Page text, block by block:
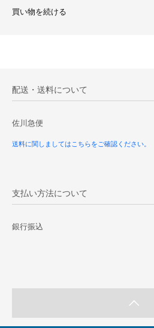
買い物を続ける
配送・送料について
佐川急便
送料に関しましてはこちらをご確認ください。
支払い方法について
銀行振込